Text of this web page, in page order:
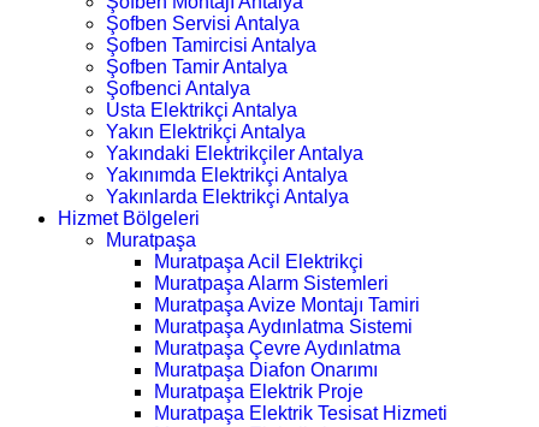
Şofben Servisi Antalya
Şofben Tamircisi Antalya
Şofben Tamir Antalya
Şofbenci Antalya
Usta Elektrikçi Antalya
Yakın Elektrikçi Antalya
Yakındaki Elektrikçiler Antalya
Yakınımda Elektrikçi Antalya
Yakınlarda Elektrikçi Antalya
Hizmet Bölgeleri
Muratpaşa
Muratpaşa Acil Elektrikçi
Muratpaşa Alarm Sistemleri
Muratpaşa Avize Montajı Tamiri
Muratpaşa Aydınlatma Sistemi
Muratpaşa Çevre Aydınlatma
Muratpaşa Diafon Onarımı
Muratpaşa Elektrik Proje
Muratpaşa Elektrik Tesisat Hizmeti